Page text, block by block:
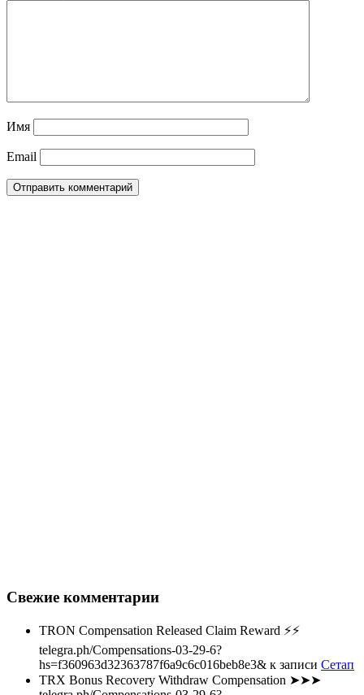
Имя
Email
Свежие комментарии
TRON Compensation Released Claim Reward ⚡⚡
telegra.ph/Compensations-03-29-6?
hs=f360963d32363787f6a9c6c016beb8e3& к записи Сетап
TRX Bonus Recovery Withdraw Compensation ➤➤➤